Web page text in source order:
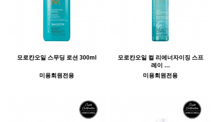
모로칸오일 스무딩 로션 300ml
미용회원전용
모로칸오일 컬 리에너자이징 스프
레이 …
미용회원전용